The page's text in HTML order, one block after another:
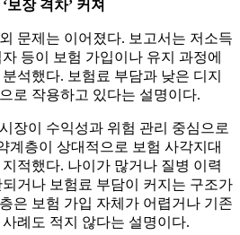
보장 격차’ 커져
문제는 이어졌다. 보고서는 저소득
등이 보험 가입이나 유지 과정에
석했다. 보험료 부담과 낮은 디지
로 작용하고 있다는 설명이다.
장이 수익성과 위험 관리 중심으로
계층이 상대적으로 보험 사각지대
적했다. 나이가 많거나 질병 이력
거나 보험료 부담이 커지는 구조가
은 보험 가입 자체가 어렵거나 기존
례도 적지 않다는 설명이다.